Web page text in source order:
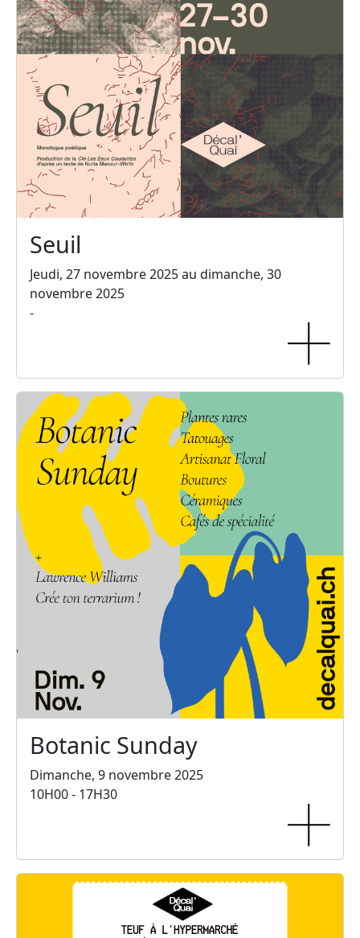
Seuil
Jeudi, 27 novembre 2025 au dimanche, 30
novembre 2025
-
Botanic Sunday
Dimanche, 9 novembre 2025
10H00 - 17H30